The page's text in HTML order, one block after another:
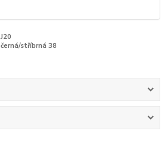
J20
černá/stříbrná 38